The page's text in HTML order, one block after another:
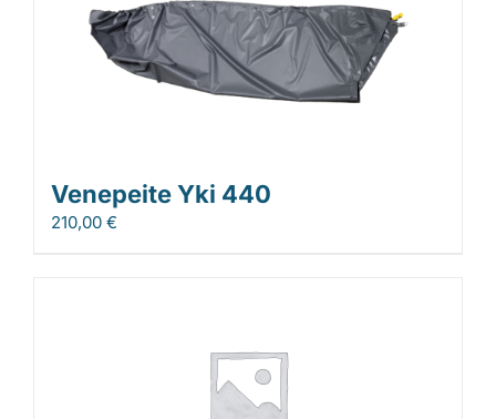
Venepeite Yki 440
210,00 €